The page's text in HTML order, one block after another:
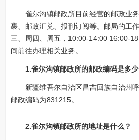
雀尔沟镇邮政所目前经营的邮政业
裹、邮政汇兑、报刊订阅等。邮局的工
三、周四、周五，10:00-14:00 16:00-
间前往办理相关业务。
1.雀尔沟镇邮政所的邮政编码是多少
新疆维吾尔自治区昌吉回族自治州
邮政编码为831215。
2.雀尔沟镇邮政所的地址是什么？